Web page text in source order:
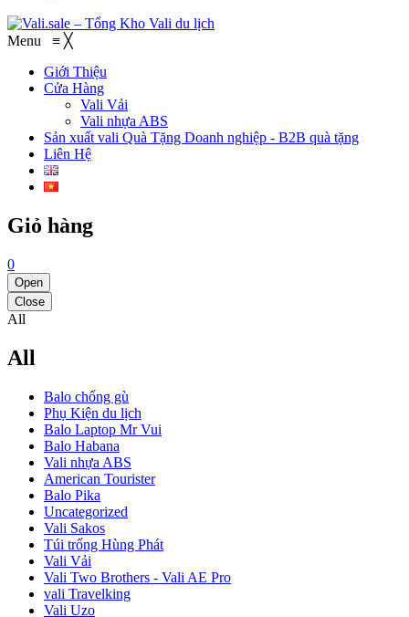
Menu ≡ ╳
Giới Thiệu
Cửa Hàng
Vali Vải
Vali nhựa ABS
Sản xuất vali Quà Tặng Doanh nghiệp - B2B quà tặng
Liên Hệ
Giỏ hàng
0
Open
Close
All
All
Balo chống gù
Phụ Kiện du lịch
Balo Laptop Mr Vui
Balo Habana
Vali nhựa ABS
American Tourister
Balo Pika
Uncategorized
Vali Sakos
Túi trống Hùng Phát
Vali Vải
Vali Two Brothers - Vali AE Pro
vali Travelking
Vali Uzo